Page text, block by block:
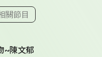
相關單集
關節目
~陳文郁